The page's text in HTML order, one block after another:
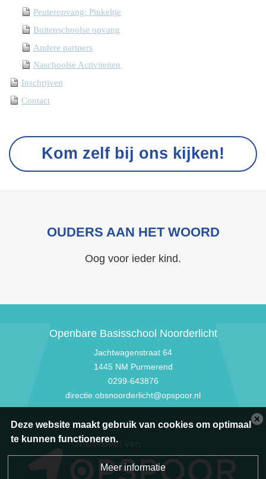
Peuteropvang: Pinkeltje
Buitenschoolse opvang
Andere partners
Naschoolse Activiteiten
Inschrijven
Contact
Kom zelf bij ons kijken!
OUDERS AAN HET WOORD
Oog voor ieder kind.
Openbare Basisschool Noorderlicht
Jachtwagenstraat 64
1445 NM Purmerend
0299-643876
directie.obsnoorderlicht@opspoor.nl
Deze website maakt gebruik van cookies om optimaal
te kunnen functioneren.
Meer informatie